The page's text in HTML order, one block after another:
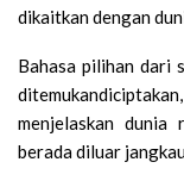
dikaitkan dengan
Bahasa pilihan dari
menjelaskan dunia
berada diluar